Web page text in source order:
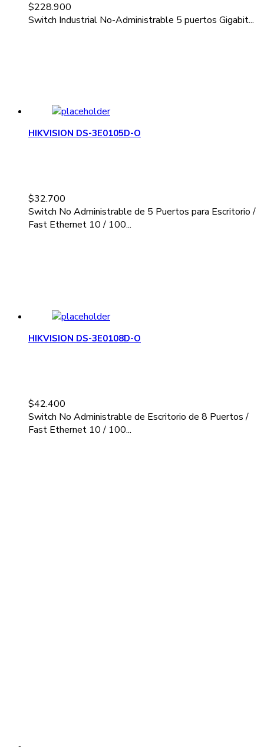
$228.900
Switch Industrial No-Administrable 5 puertos Gigabit...
HIKVISION DS-3E0105D-O
$32.700
Switch No Administrable de 5 Puertos para Escritorio /
Fast Ethernet 10 / 100...
HIKVISION DS-3E0108D-O
$42.400
Switch No Administrable de Escritorio de 8 Puertos /
Fast Ethernet 10 / 100...